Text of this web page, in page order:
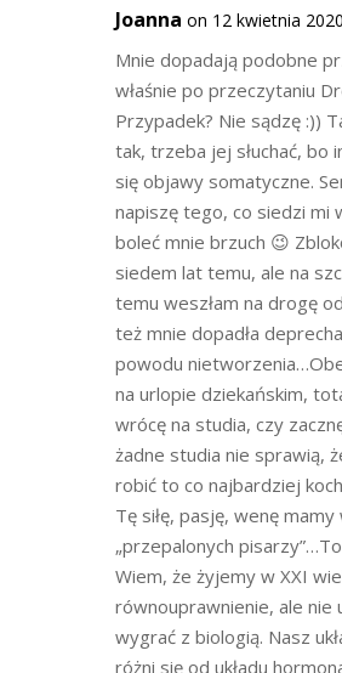
Joanna on 12 kwietnia
Mnie dopadają podobne
właśnie po przeczytaniu
Przypadek? Nie sądzę :))
tak, trzeba jej słuchać, bo
się objawy somatyczne.
napiszę tego, co siedzi mi
boleć mnie brzuch 😉
siedem lat temu, ale na
temu weszłam na drogę
też mnie dopadła
powodu
na urlopie dziekańskim,
wrócę na studia, czy
żadne studia nie sprawią,
robić to co najbardziej
Tę siłę, pasję, wenę
„przepalonych
Wiem, że żyjemy w XXI
równouprawnienie, ale nie
wygrać z biologią. Nasz
różni się od układu